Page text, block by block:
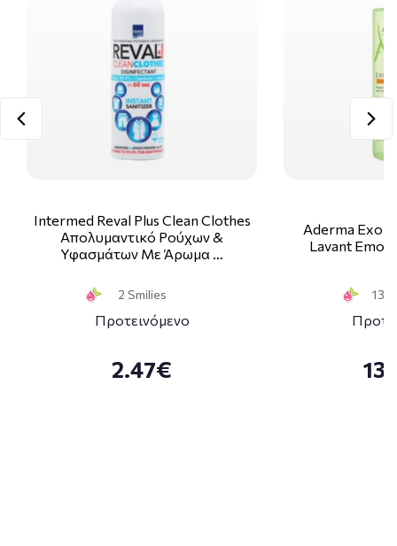
Intermed Reval Plus Clean Clothes
Απολυμαντικό Ρούχων &
Υφασμάτων Με Άρωμα …
2 Smilies
Προτεινόμενο
2.47€
Aderma
Lavant
13